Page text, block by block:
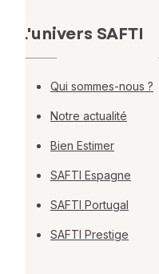
L'univers SAFTI
Qui sommes-nous ?
Notre actualité
Bien Estimer
SAFTI Espagne
SAFTI Portugal
SAFTI Prestige